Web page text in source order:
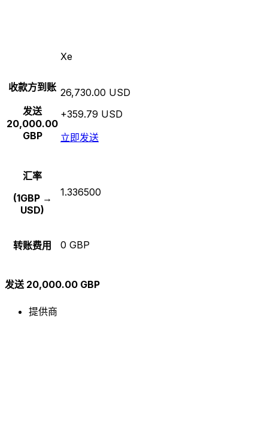
Xe
收款方到账
发送
20,000.00
GBP
26,730.00 USD
+359.79 USD
立即发送
汇率
(1GBP →
USD)
1.336500
转账费用 0 GBP
发送 20,000.00 GBP
提供商